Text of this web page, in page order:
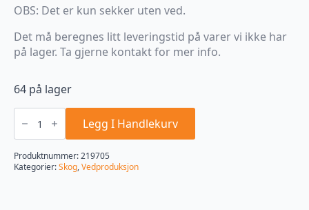
OBS: Det er kun sekker uten ved.
Det må beregnes litt leveringstid på varer vi ikke har
på lager. Ta gjerne kontakt for mer info.
64 på lager
Espegard
1500
Hydro
vedsekker
5
stk.
Legg I Handlekurv
Produktnummer:219705
Kategorier:Skog,Vedproduksjon